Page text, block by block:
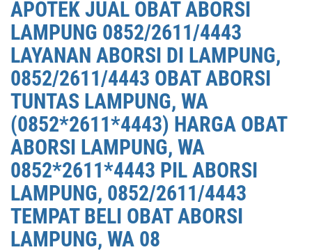
APOTEK JUAL OBAT ABORSI
LAMPUNG 0852/2611/4443
LAYANAN ABORSI DI LAMPUNG,
0852/2611/4443 OBAT ABORSI
TUNTAS LAMPUNG, WA
(0852*2611*4443) HARGA OBAT
ABORSI LAMPUNG, WA
0852*2611*4443 PIL ABORSI
LAMPUNG, 0852/2611/4443
TEMPAT BELI OBAT ABORSI
LAMPUNG, WA 08